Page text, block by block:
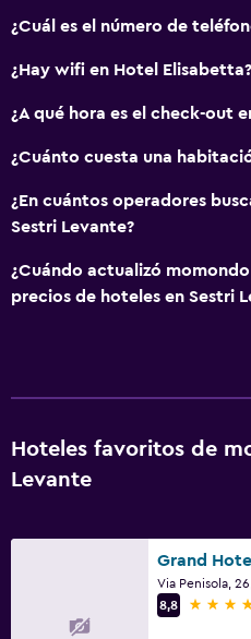
¿Cuál es el número de
¿Hay wifi en Hotel Elisabetta?
¿A qué hora es el check-out
¿Cuánto cuesta una
¿En cuántos operadores
Sestri Levante?
¿Cuándo actualizó
precios de hoteles en Sestri
Hoteles favoritos de
Levante
Grand
8,8
4